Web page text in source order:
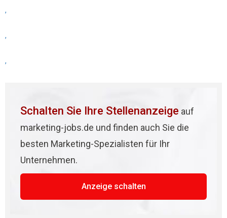
,
,
,
Schalten Sie Ihre Stellenanzeige auf
marketing-jobs.de und finden auch Sie die
besten Marketing-Spezialisten für Ihr
Unternehmen.
Anzeige schalten